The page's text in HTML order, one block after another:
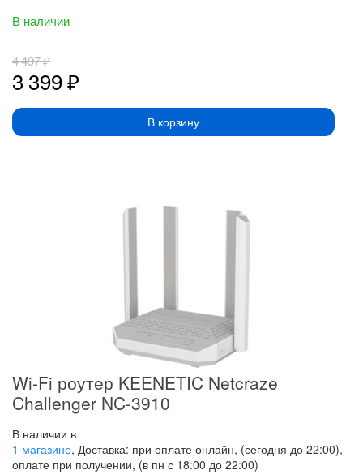
В наличии
3 399₽
4 497₽
В корзину
Wi-Fi роутер KEENETIC Netcraze
Challenger NC-3910
В наличии в
1 магазине, Доставка: при оплате онлайн, (сегодня до 22:00),
оплате при получении, (в пн с 18:00 до 22:00)